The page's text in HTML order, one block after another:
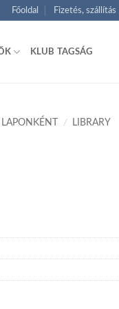
Főoldal Fizetés, szállítás
KLUB TAGSÁG
/
LIBRARY